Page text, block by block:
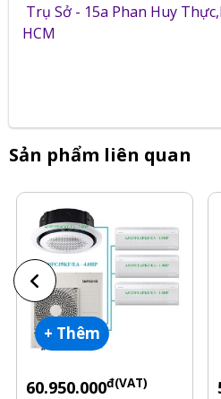
Trụ Sở - 15a Phan Huy
HCM
Sản phẩm liên quan
+ Thêm
60.950.000đ(VAT)